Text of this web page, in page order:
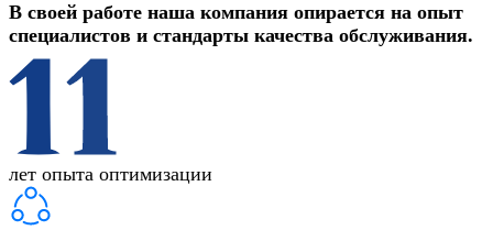
В своей работе наша компания опирается на опыт
специалистов и стандарты качества обслуживания.
лет опыта оптимизации